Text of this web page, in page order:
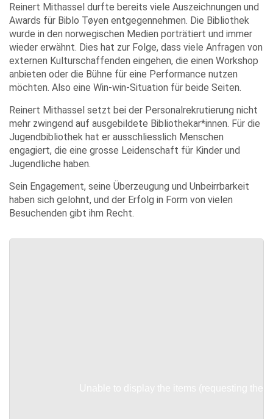
Reinert Mithassel durfte bereits viele Auszeichnungen und
Awards für Biblo Tøyen entgegennehmen. Die Bibliothek
wurde in den norwegischen Medien porträtiert und immer
wieder erwähnt. Dies hat zur Folge, dass viele Anfragen von
externen Kulturschaffenden eingehen, die einen Workshop
anbieten oder die Bühne für eine Performance nutzen
möchten. Also eine Win-win-Situation für beide Seiten.
Reinert Mithassel setzt bei der Personalrekrutierung nicht
mehr zwingend auf ausgebildete Bibliothekar*innen. Für die
Jugendbibliothek hat er ausschliesslich Menschen
engagiert, die eine grosse Leidenschaft für Kinder und
Jugendliche haben.
Sein Engagement, seine Überzeugung und Unbeirrbarkeit
haben sich gelohnt, und der Erfolg in Form von vielen
Besuchenden gibt ihm Recht.